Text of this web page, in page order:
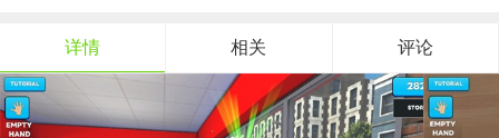
详情 相关 评论